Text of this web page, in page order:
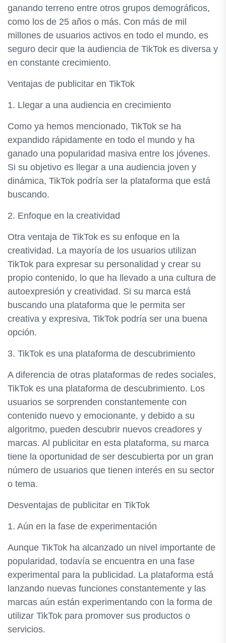
ganando terreno entre otros grupos demográficos,
como los de 25 años o más. Con más de mil
millones de usuarios activos en todo el mundo, es
seguro decir que la audiencia de TikTok es diversa y
en constante crecimiento.
Ventajas de publicitar en TikTok
1. Llegar a una audiencia en crecimiento
Como ya hemos mencionado, TikTok se ha
expandido rápidamente en todo el mundo y ha
ganado una popularidad masiva entre los jóvenes.
Si su objetivo es llegar a una audiencia joven y
dinámica, TikTok podría ser la plataforma que está
buscando.
2. Enfoque en la creatividad
Otra ventaja de TikTok es su enfoque en la
creatividad. La mayoría de los usuarios utilizan
TikTok para expresar su personalidad y crear su
propio contenido, lo que ha llevado a una cultura de
autoexpresión y creatividad. Si su marca está
buscando una plataforma que le permita ser
creativa y expresiva, TikTok podría ser una buena
opción.
3. TikTok es una plataforma de descubrimiento
A diferencia de otras plataformas de redes sociales,
TikTok es una plataforma de descubrimiento. Los
usuarios se sorprenden constantemente con
contenido nuevo y emocionante, y debido a su
algoritmo, pueden descubrir nuevos creadores y
marcas. Al publicitar en esta plataforma, su marca
tiene la oportunidad de ser descubierta por un gran
número de usuarios que tienen interés en su sector
o tema.
Desventajas de publicitar en TikTok
1. Aún en la fase de experimentación
Aunque TikTok ha alcanzado un nivel importante de
popularidad, todavía se encuentra en una fase
experimental para la publicidad. La plataforma está
lanzando nuevas funciones constantemente y las
marcas aún están experimentando con la forma de
utilizar TikTok para promover sus productos o
servicios.